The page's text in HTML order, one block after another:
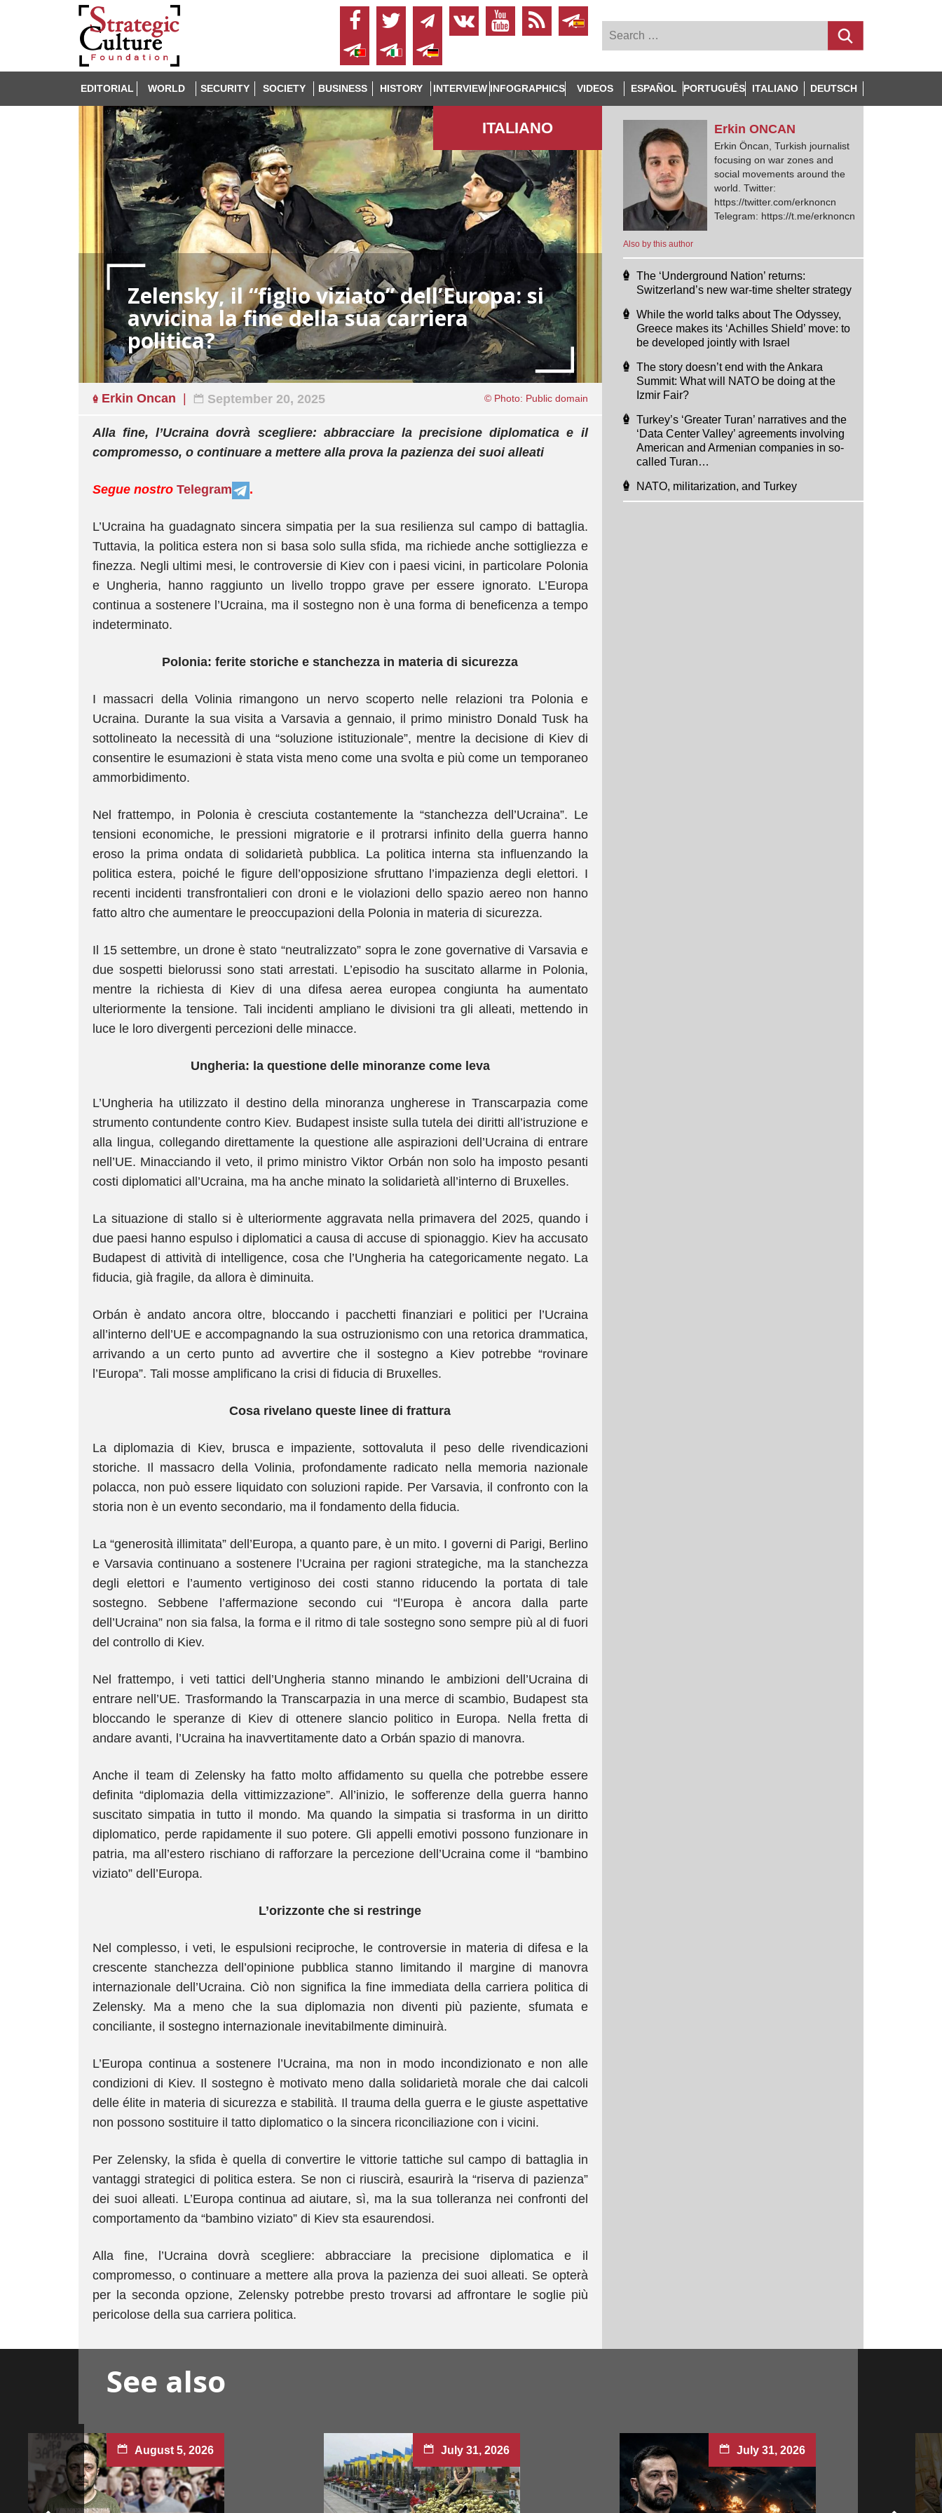
EDITORIAL WORLD SECURITY SOCIETY BUSINESS HISTORY INTERVIEW INFOGRAPHICS VIDEOS ESPAÑOL PORTUGUÊS ITALIANO DEUTSCH
ITALIANO
Zelensky, il “figlio viziato” dell’Europa: si
avvicina la fine della sua carriera
politica?
Erkin Oncan September 20, 2025 © Photo: Public domain
Alla fine, l’Ucraina dovrà scegliere: abbracciare la precisione diplomatica e il
compromesso, o continuare a mettere alla prova la pazienza dei suoi alleati
Segue nostro Telegram .
L’Ucraina ha guadagnato sincera simpatia per la sua resilienza sul campo di battaglia.
Tuttavia, la politica estera non si basa solo sulla sfida, ma richiede anche sottigliezza e
finezza. Negli ultimi mesi, le controversie di Kiev con i paesi vicini, in particolare Polonia
e Ungheria, hanno raggiunto un livello troppo grave per essere ignorato. L’Europa
continua a sostenere l’Ucraina, ma il sostegno non è una forma di beneficenza a tempo
indeterminato.
Polonia: ferite storiche e stanchezza in materia di sicurezza
I massacri della Volinia rimangono un nervo scoperto nelle relazioni tra Polonia e
Ucraina. Durante la sua visita a Varsavia a gennaio, il primo ministro Donald Tusk ha
sottolineato la necessità di una “soluzione istituzionale”, mentre la decisione di Kiev di
consentire le esumazioni è stata vista meno come una svolta e più come un temporaneo
ammorbidimento.
Nel frattempo, in Polonia è cresciuta costantemente la “stanchezza dell’Ucraina”. Le
tensioni economiche, le pressioni migratorie e il protrarsi infinito della guerra hanno
eroso la prima ondata di solidarietà pubblica. La politica interna sta influenzando la
politica estera, poiché le figure dell’opposizione sfruttano l’impazienza degli elettori. I
recenti incidenti transfrontalieri con droni e le violazioni dello spazio aereo non hanno
fatto altro che aumentare le preoccupazioni della Polonia in materia di sicurezza.
Il 15 settembre, un drone è stato “neutralizzato” sopra le zone governative di Varsavia e
due sospetti bielorussi sono stati arrestati. L’episodio ha suscitato allarme in Polonia,
mentre la richiesta di Kiev di una difesa aerea europea congiunta ha aumentato
ulteriormente la tensione. Tali incidenti ampliano le divisioni tra gli alleati, mettendo in
luce le loro divergenti percezioni delle minacce.
Ungheria: la questione delle minoranze come leva
L’Ungheria ha utilizzato il destino della minoranza ungherese in Transcarpazia come
strumento contundente contro Kiev. Budapest insiste sulla tutela dei diritti all’istruzione e
alla lingua, collegando direttamente la questione alle aspirazioni dell’Ucraina di entrare
nell’UE. Minacciando il veto, il primo ministro Viktor Orbán non solo ha imposto pesanti
costi diplomatici all’Ucraina, ma ha anche minato la solidarietà all’interno di Bruxelles.
La situazione di stallo si è ulteriormente aggravata nella primavera del 2025, quando i
due paesi hanno espulso i diplomatici a causa di accuse di spionaggio. Kiev ha accusato
Budapest di attività di intelligence, cosa che l’Ungheria ha categoricamente negato. La
fiducia, già fragile, da allora è diminuita.
Orbán è andato ancora oltre, bloccando i pacchetti finanziari e politici per l’Ucraina
all’interno dell’UE e accompagnando la sua ostruzionismo con una retorica drammatica,
arrivando a un certo punto ad avvertire che il sostegno a Kiev potrebbe “rovinare
l’Europa”. Tali mosse amplificano la crisi di fiducia di Bruxelles.
Cosa rivelano queste linee di frattura
La diplomazia di Kiev, brusca e impaziente, sottovaluta il peso delle rivendicazioni
storiche. Il massacro della Volinia, profondamente radicato nella memoria nazionale
polacca, non può essere liquidato con soluzioni rapide. Per Varsavia, il confronto con la
storia non è un evento secondario, ma il fondamento della fiducia.
La “generosità illimitata” dell’Europa, a quanto pare, è un mito. I governi di Parigi, Berlino
e Varsavia continuano a sostenere l’Ucraina per ragioni strategiche, ma la stanchezza
degli elettori e l’aumento vertiginoso dei costi stanno riducendo la portata di tale
sostegno. Sebbene l’affermazione secondo cui “l’Europa è ancora dalla parte
dell’Ucraina” non sia falsa, la forma e il ritmo di tale sostegno sono sempre più al di fuori
del controllo di Kiev.
Nel frattempo, i veti tattici dell’Ungheria stanno minando le ambizioni dell’Ucraina di
entrare nell’UE. Trasformando la Transcarpazia in una merce di scambio, Budapest sta
bloccando le speranze di Kiev di ottenere slancio politico in Europa. Nella fretta di
andare avanti, l’Ucraina ha inavvertitamente dato a Orbán spazio di manovra.
Anche il team di Zelensky ha fatto molto affidamento su quella che potrebbe essere
definita “diplomazia della vittimizzazione”. All’inizio, le sofferenze della guerra hanno
suscitato simpatia in tutto il mondo. Ma quando la simpatia si trasforma in un diritto
diplomatico, perde rapidamente il suo potere. Gli appelli emotivi possono funzionare in
patria, ma all’estero rischiano di rafforzare la percezione dell’Ucraina come il “bambino
viziato” dell’Europa.
L’orizzonte che si restringe
Nel complesso, i veti, le espulsioni reciproche, le controversie in materia di difesa e la
crescente stanchezza dell’opinione pubblica stanno limitando il margine di manovra
internazionale dell’Ucraina. Ciò non significa la fine immediata della carriera politica di
Zelensky. Ma a meno che la sua diplomazia non diventi più paziente, sfumata e
conciliante, il sostegno internazionale inevitabilmente diminuirà.
L’Europa continua a sostenere l’Ucraina, ma non in modo incondizionato e non alle
condizioni di Kiev. Il sostegno è motivato meno dalla solidarietà morale che dai calcoli
delle élite in materia di sicurezza e stabilità. Il trauma della guerra e le giuste aspettative
non possono sostituire il tatto diplomatico o la sincera riconciliazione con i vicini.
Per Zelensky, la sfida è quella di convertire le vittorie tattiche sul campo di battaglia in
vantaggi strategici di politica estera. Se non ci riuscirà, esaurirà la “riserva di pazienza”
dei suoi alleati. L’Europa continua ad aiutare, sì, ma la sua tolleranza nei confronti del
comportamento da “bambino viziato” di Kiev sta esaurendosi.
Alla fine, l’Ucraina dovrà scegliere: abbracciare la precisione diplomatica e il
compromesso, o continuare a mettere alla prova la pazienza dei suoi alleati. Se opterà
per la seconda opzione, Zelensky potrebbe presto trovarsi ad affrontare le soglie più
pericolose della sua carriera politica.
Also by this author
Erkin ONCAN
Erkin Öncan, Turkish journalist
focusing on war zones and
social movements around the
world. Twitter:
https://twitter.com/erknoncn
Telegram: https://t.me/erknoncn
The ‘Underground Nation’ returns:
Switzerland’s new war-time shelter strategy
While the world talks about The Odyssey,
Greece makes its ‘Achilles Shield’ move: to
be developed jointly with Israel
The story doesn’t end with the Ankara
Summit: What will NATO be doing at the
Izmir Fair?
Turkey’s ‘Greater Turan’ narratives and the
‘Data Center Valley’ agreements involving
American and Armenian companies in so-
called Turan…
NATO, militarization, and Turkey
See also
August 5, 2026 July 31, 2026 July 31, 2026